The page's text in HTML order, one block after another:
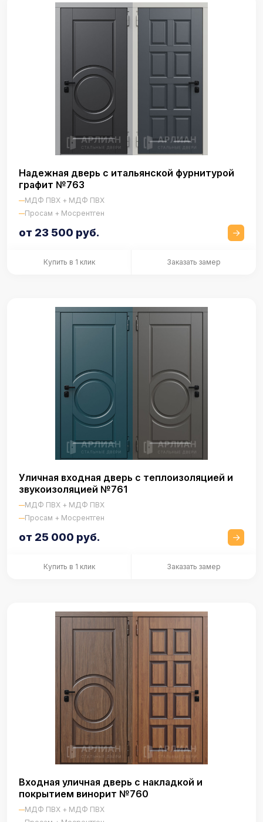
Надежная дверь с итальянской фурнитурой
графит №763
МДФ ПВХ + МДФ ПВХ
Просам + Мосрентген
от 23 500 руб.
Купить в 1 клик Заказать замер
Уличная входная дверь с теплоизоляцией и
звукоизоляцией №761
МДФ ПВХ + МДФ ПВХ
Просам + Мосрентген
от 25 000 руб.
Купить в 1 клик Заказать замер
Входная уличная дверь с накладкой и
покрытием винорит №760
МДФ ПВХ + МДФ ПВХ